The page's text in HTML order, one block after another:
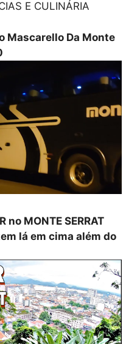
E CULINÁRIA
Mascarello Da Monte
no MONTE SERRAT
lá em cima além do